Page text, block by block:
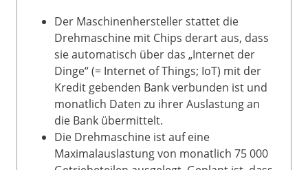
Der Maschinenhersteller stattet die
Drehmaschine mit Chips derart aus, dass
sie automatisch über das „Internet der
Dinge“ (= Internet of Things; IoT) mit der
Kredit gebenden Bank verbunden ist und
monatlich Daten zu ihrer Auslastung an
die Bank übermittelt.
Die Drehmaschine ist auf eine
Maximalauslastung von monatlich 75 000